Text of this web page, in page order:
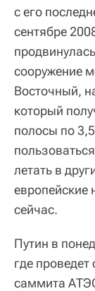
с его
сентябре
сооружение
Восточный,
который
полосы по
летать в
европейские
сейчас.
Путин в
где
саммита